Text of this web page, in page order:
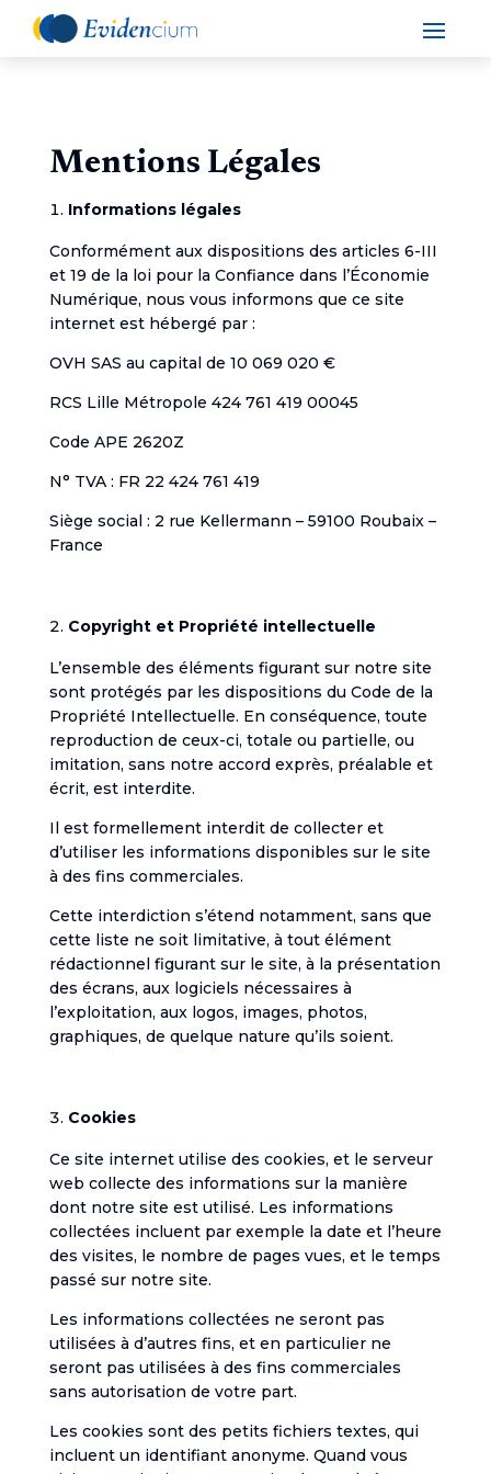
Mentions Légales
Informations légales
Conformément aux dispositions des articles 6-III
et 19 de la loi pour la Confiance dans l’Économie
Numérique, nous vous informons que ce site
internet est hébergé par :
OVH SAS au capital de 10 069 020 €
RCS Lille Métropole 424 761 419 00045
Code APE 2620Z
N° TVA : FR 22 424 761 419
Siège social : 2 rue Kellermann – 59100 Roubaix –
France
Copyright et Propriété intellectuelle
L’ensemble des éléments figurant sur notre site
sont protégés par les dispositions du Code de la
Propriété Intellectuelle. En conséquence, toute
reproduction de ceux-ci, totale ou partielle, ou
imitation, sans notre accord exprès, préalable et
écrit, est interdite.
Il est formellement interdit de collecter et
d’utiliser les informations disponibles sur le site
à des fins commerciales.
Cette interdiction s’étend notamment, sans que
cette liste ne soit limitative, à tout élément
rédactionnel figurant sur le site, à la présentation
des écrans, aux logiciels nécessaires à
l’exploitation, aux logos, images, photos,
graphiques, de quelque nature qu’ils soient.
Cookies
Ce site internet utilise des cookies, et le serveur
web collecte des informations sur la manière
dont notre site est utilisé. Les informations
collectées incluent par exemple la date et l’heure
des visites, le nombre de pages vues, et le temps
passé sur notre site.
Les informations collectées ne seront pas
utilisées à d’autres fins, et en particulier ne
seront pas utilisées à des fins commerciales
sans autorisation de votre part.
Les cookies sont des petits fichiers textes, qui
incluent un identifiant anonyme. Quand vous